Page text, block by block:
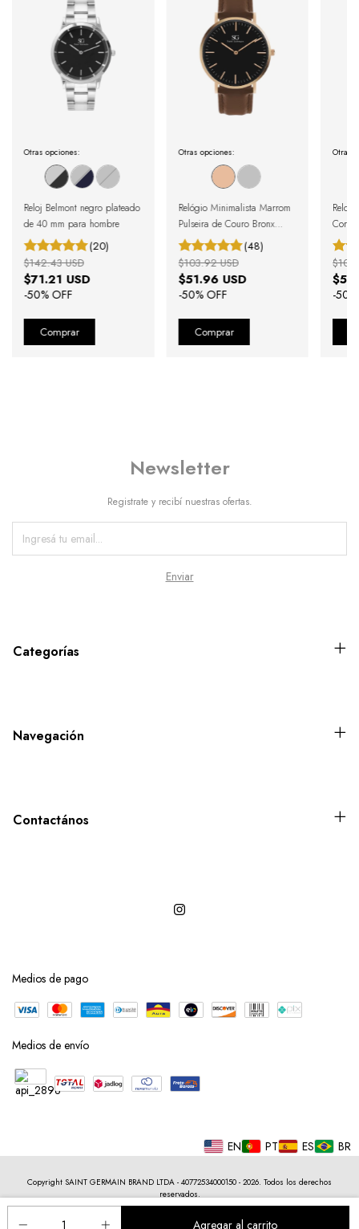
Otras opciones:
Reloj Belmont negro plateado
de 40 mm para hombre
(20)
$71.21 USD
-50% OFF
$142.43 USD
Otras opciones:
Relógio Minimalista Marrom
Pulseira de Couro Bronx
Black Rosé Gold 40mm
(48)
$51.96 USD
-50% OFF
$103.92 USD
Otras
Reloj
Gold
-50
Newsletter
Registrate y recibí nuestras ofertas.
Categorías
Navegación
Contactános
Medios de pago
Medios de envío
EN PT ES BR
Copyright SAINT GERMAIN BRAND LTDA - 40772534000150 - 2026. Todos los derechos
reservados.